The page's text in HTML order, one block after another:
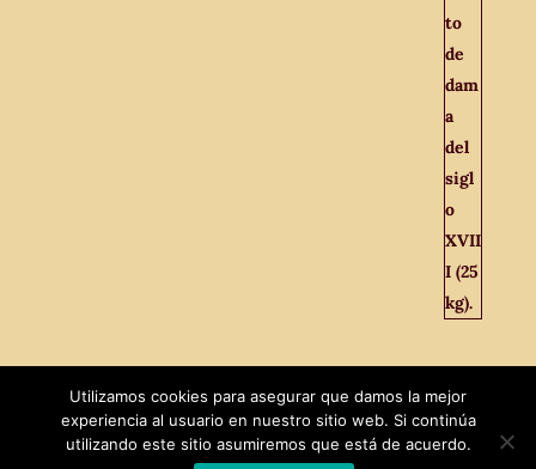
Utilizamos cookies para asegurar que damos la mejor
experiencia al usuario en nuestro sitio web. Si continúa
utilizando este sitio asumiremos que está de acuerdo.